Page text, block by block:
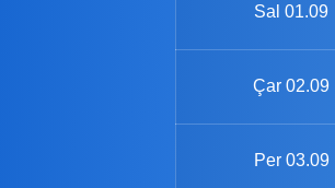
Sal 01.09
Çar 02.09
Per 03.09